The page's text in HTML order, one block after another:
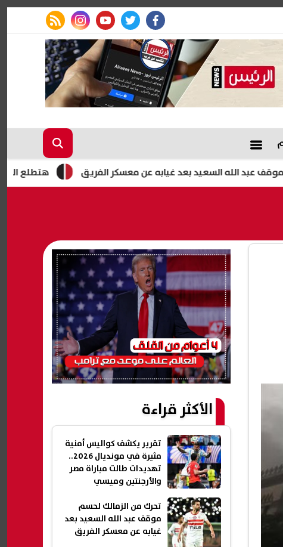
facebook
twitter
youtube
instagram
rss feed
هتطلع المصيف السعيد بعد غيابه عن معسكر الفريق
الأكثر قراءة
تقرير يكشف كواليس أمنية
مثيرة في مونديال 2026..
تهديدات طالت مباراة مصر
والأرجنتين وميسي
تحرك من الزمالك لحسم
موقف عبد الله السعيد بعد
غيابه عن معسكر الفريق